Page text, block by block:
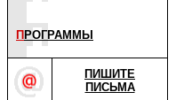
П РОГРАММЫ
ПИШИТЕ
ПИСЬМА